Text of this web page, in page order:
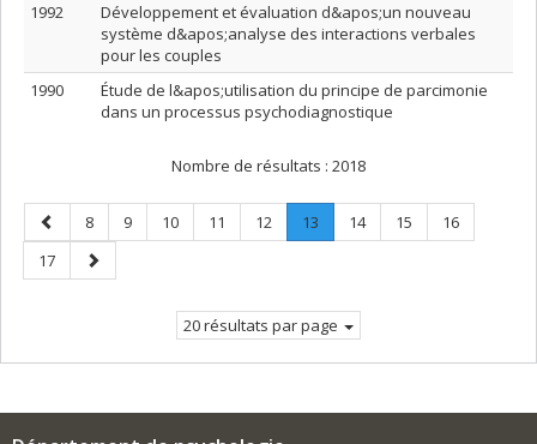
1992
Développement et évaluation d&apos;un nouveau
système d&apos;analyse des interactions verbales
pour les couples
1990
Étude de l&apos;utilisation du principe de parcimonie
dans un processus psychodiagnostique
Nombre de résultats : 2018
Page
précédente
Page
8 Page
9 Page
10 Page
11 Page
12 Page
13
Page
Page
14 Page
15 Page
16
Page
17
Page
suivante
20 résultats par page